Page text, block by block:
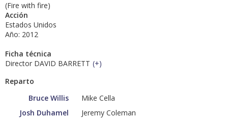
(Fire with fire)
Acción
Estados Unidos
Año: 2012
Ficha técnica
Director DAVID BARRETT (+)
Reparto
Bruce Willis
Mike Cella
Josh Duhamel
Jeremy Coleman